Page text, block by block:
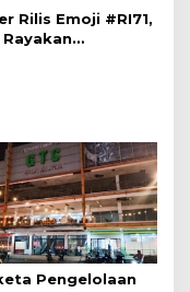
Rilis Emoji #RI71,
Pengelolaan